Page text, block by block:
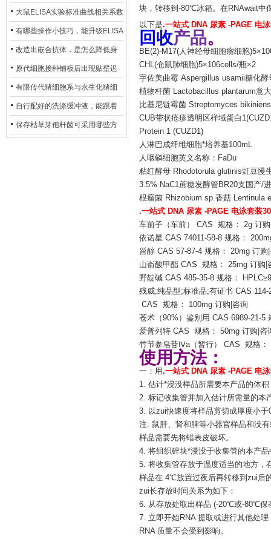
异？
否存在杂菌污染？
大鼠ELISA实验标准曲线相关系数
偏低，可从哪些维度开展问题排
查？
有哪些操作小技巧，能升级ELISA
的LOD与LOQ性能？
改造出嵌合抗体，是怎么降低身
体生成抗鼠抗体（HAMA）的？
原代细胞接种铺板后出现贴壁迟
缓、悬浮细胞数量偏多的现象的
主要诱因
有限传代猪细胞系与永生化猪细
胞系，二者在增殖存活周期上有
什么区别？
自行配好的洗涤缓冲液，能跟着
试剂盒原装干粉放一处储存吗？
保存枯草芽孢杆菌可采用哪些方
块，转移到-80℃冰箱。在RNAwait中
以下是.一站式 DNA 尿素 -PAGE 电
回收产品。
BE(2)-M17(人神经母细胞瘤细胞
CHL(仓鼠肺细胞)5×106cells/瓶×2
宇佐美曲霉 Aspergillus usamii糖化
植物杆菌 Lactobacillus plantarum意
比基尼链霉菌 Streptomyces
CUB带状疮疹透明区样域蛋白
Protein 1 (CUZD1)
人淋巴成纤维细胞*培养基100mL
人咽鳞细胞英文名称：FaDu
粘红酵母 Rhodotorula glutinis豇豆慢
3.5% NaC1蔗糖发酵管BR20支国产/
根瘤菌 Rhizobium sp.香菇 Lentinula
.一站式 DNA 尿素 -PAGE 电泳套装
车前子（车前） CAS 规格： 2g 订
依诺星 CAS 74011-58-8 规格：
甾醇 CAS 57-87-4 规格： 20mg 订购
山嵛酸甲酯 CAS 规格： 25mg 订购|
野靛碱 CAS 485-35-8 规格：
残威;纯品型;标准品;有证书 CAS
CAS 规格： 100mg 订购|咨询
苍术（90%）鉴别用 CAS 6989-21-5
爱普列特 CAS 规格： 50mg 订购|咨
竹节参皂苷Ⅳa（暂行） CAS 规格：
使用方法：
一：用.一站式 DNA 尿素 -PAGE 电
1. 估计*浸没样品所需要本产品的体
2. 标记收集管并加入估计所需量的本
3. 以zui快速度将样品剪切成厚度小
注: 鼠肝、肾和脾等小器官样品和没
样品需要先将蜡表皮破坏。
4. 将组织碎块*浸没于收集管的本产品
5. 将收集管存放于温度适当的地方
样品在 4℃放置过夜后再转移到zui后
zui长存放时间关系为如下：
6. 从存放处取出样品 (-20℃或-80℃保
7. 立即开始RNA 提取或进行其他处
RNA 质量不会受到影响。